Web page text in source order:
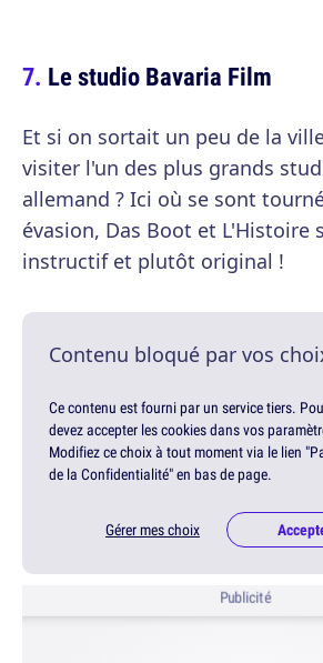
Le studio Bavaria Film
Et si on sortait un peu de la
visiter l'un des plus grands
allemand ? Ici où se sont
évasion, Das Boot et L'Histoire
instructif et plutôt original !
Contenu bloqué par vos
Ce contenu est fourni par un service tiers.
devez accepter les cookies dans vos
Modifiez ce choix à tout moment via le lien
de la Confidentialité" en bas de page.
Gérer mes choix
Publicité